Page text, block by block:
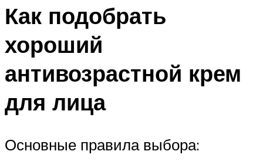
Как подобрать
хороший
антивозрастной крем
для лица
Основные правила выбора: